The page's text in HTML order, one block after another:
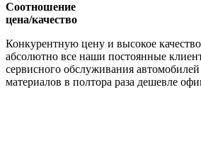
Соотношение
цена/качество
Конкурентную цену и высокое
абсолютно все наши постоянные
сервисного обслуживания
материалов в полтора раза дешевле